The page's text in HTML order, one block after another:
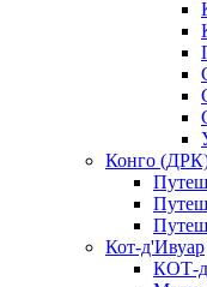
Конго
Кот-д'Ивуар
КОТ-